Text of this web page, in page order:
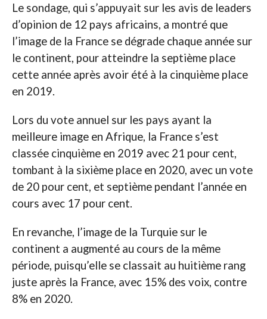
Le sondage, qui s’appuyait sur les avis de leaders
d’opinion de 12 pays africains, a montré que
l’image de la France se dégrade chaque année sur
le continent, pour atteindre la septième place
cette année après avoir été à la cinquième place
en 2019.
Lors du vote annuel sur les pays ayant la
meilleure image en Afrique, la France s’est
classée cinquième en 2019 avec 21 pour cent,
tombant à la sixième place en 2020, avec un vote
de 20 pour cent, et septième pendant l’année en
cours avec 17 pour cent.
En revanche, l’image de la Turquie sur le
continent a augmenté au cours de la même
période, puisqu’elle se classait au huitième rang
juste après la France, avec 15% des voix, contre
8% en 2020.